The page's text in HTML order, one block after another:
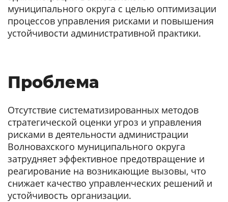
муниципального округа с целью оптимизации
процессов управления рисками и повышения
устойчивости административной практики.
Проблема
Отсутствие систематизированных методов
стратегической оценки угроз и управления
рисками в деятельности администрации
Волновахского муниципального округа
затрудняет эффективное предотвращение и
реагирование на возникающие вызовы, что
снижает качество управленческих решений и
устойчивость организации.